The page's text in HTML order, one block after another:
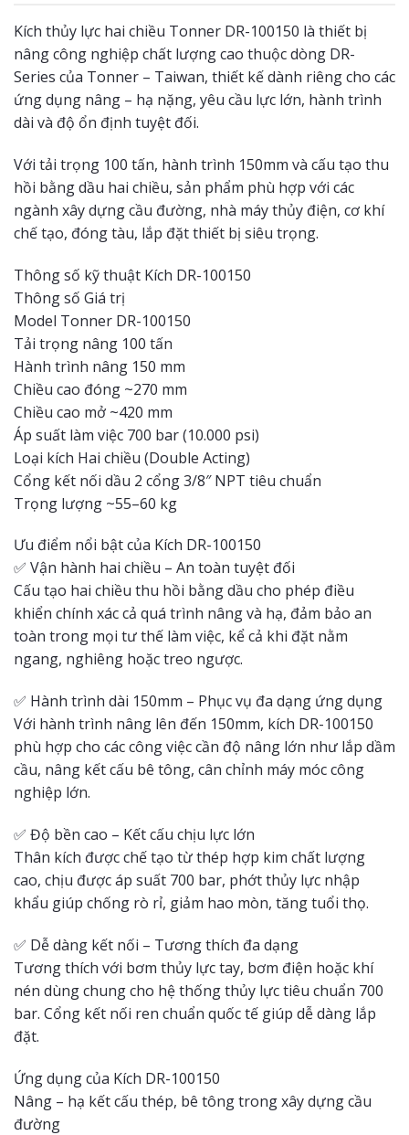
Kích thủy lực hai chiều Tonner DR-100150 là thiết bị
nâng công nghiệp chất lượng cao thuộc dòng DR-
Series của Tonner – Taiwan, thiết kế dành riêng cho các
ứng dụng nâng – hạ nặng, yêu cầu lực lớn, hành trình
dài và độ ổn định tuyệt đối.
Với tải trọng 100 tấn, hành trình 150mm và cấu tạo thu
hồi bằng dầu hai chiều, sản phẩm phù hợp với các
ngành xây dựng cầu đường, nhà máy thủy điện, cơ khí
chế tạo, đóng tàu, lắp đặt thiết bị siêu trọng.
Thông số kỹ thuật Kích DR-100150
Thông số Giá trị
Model Tonner DR-100150
Tải trọng nâng 100 tấn
Hành trình nâng 150 mm
Chiều cao đóng ~270 mm
Chiều cao mở ~420 mm
Áp suất làm việc 700 bar (10.000 psi)
Loại kích Hai chiều (Double Acting)
Cổng kết nối dầu 2 cổng 3/8″ NPT tiêu chuẩn
Trọng lượng ~55–60 kg
Ưu điểm nổi bật của Kích DR-100150
✅ Vận hành hai chiều – An toàn tuyệt đối
Cấu tạo hai chiều thu hồi bằng dầu cho phép điều
khiển chính xác cả quá trình nâng và hạ, đảm bảo an
toàn trong mọi tư thế làm việc, kể cả khi đặt nằm
ngang, nghiêng hoặc treo ngược.
✅ Hành trình dài 150mm – Phục vụ đa dạng ứng dụng
Với hành trình nâng lên đến 150mm, kích DR-100150
phù hợp cho các công việc cần độ nâng lớn như lắp dầm
cầu, nâng kết cấu bê tông, cân chỉnh máy móc công
nghiệp lớn.
✅ Độ bền cao – Kết cấu chịu lực lớn
Thân kích được chế tạo từ thép hợp kim chất lượng
cao, chịu được áp suất 700 bar, phớt thủy lực nhập
khẩu giúp chống rò rỉ, giảm hao mòn, tăng tuổi thọ.
✅ Dễ dàng kết nối – Tương thích đa dạng
Tương thích với bơm thủy lực tay, bơm điện hoặc khí
nén dùng chung cho hệ thống thủy lực tiêu chuẩn 700
bar. Cổng kết nối ren chuẩn quốc tế giúp dễ dàng lắp
đặt.
Ứng dụng của Kích DR-100150
Nâng – hạ kết cấu thép, bê tông trong xây dựng cầu
đường